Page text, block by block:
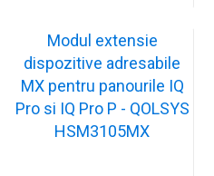
Modul extensie
dispozitive adresabile
MX pentru panourile IQ
Pro si IQ Pro P - QOLSYS
HSM3105MX